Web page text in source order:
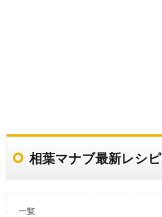
相葉マナブ最新レシピ
一覧